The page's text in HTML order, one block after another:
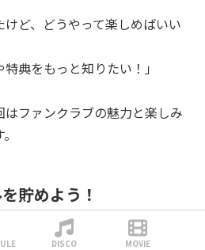
けど、どうやって楽しめばいい
典をもっと知りたい！」
ファンクラブの魅力と楽しみ
貯めよう！
、「マイル」として記録されま
DISCO MOVIE